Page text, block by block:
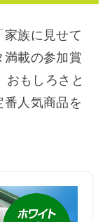
家族に見せて
載の参加賞
おもしろさと
人気商品を